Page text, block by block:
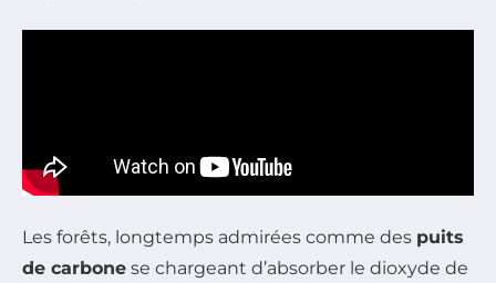
Les forêts, longtemps admirées comme des puits
de carbone se chargeant d’absorber le dioxyde de